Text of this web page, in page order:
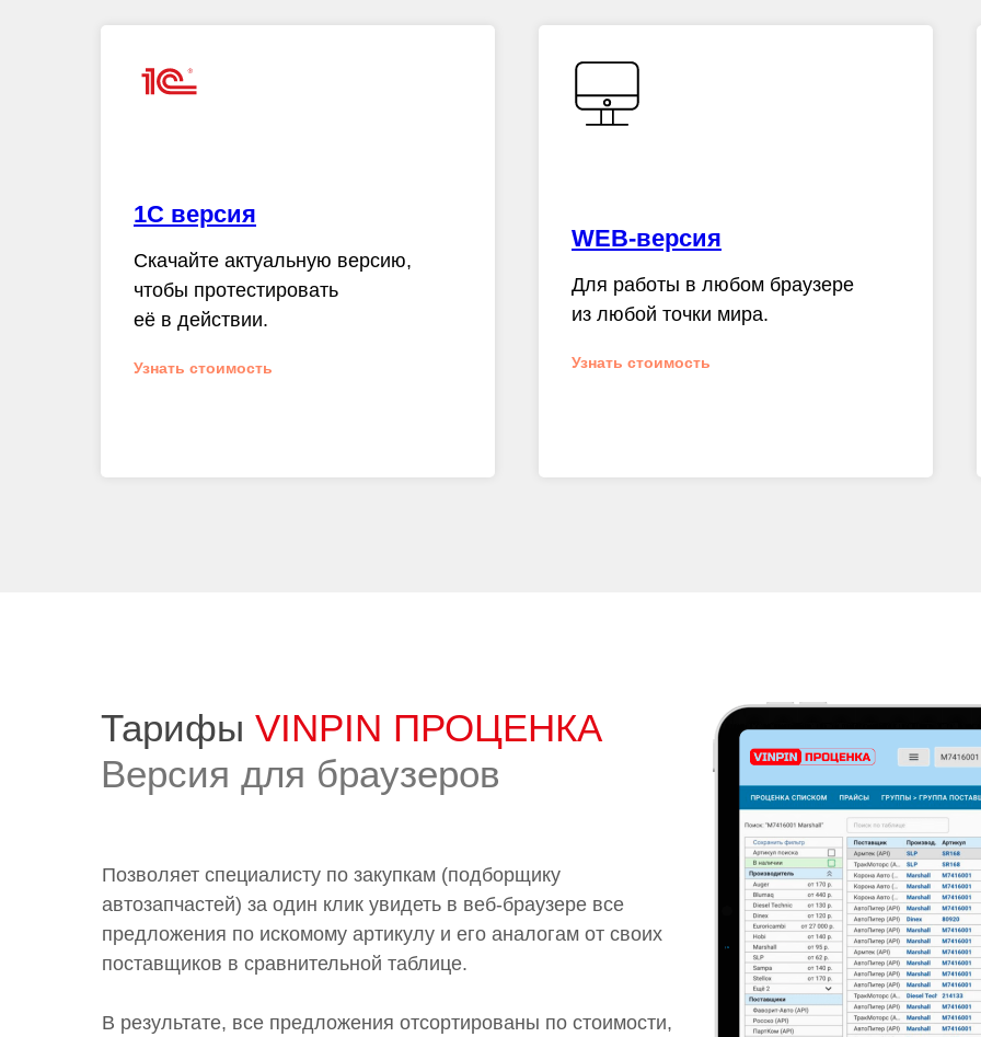
1С версия
Скачайте актуальную версию,
чтобы протестировать
её в действии.
Узнать стоимость
WEB-версия
Для работы в любом браузере
из любой точки мира.
Узнать стоимость
Позволяет специалисту по закупкам (подборщику
автозапчастей) за один клик увидеть в веб-браузере все
предложения по искомому артикулу и его аналогам от своих
поставщиков в сравнительной таблице.
В результате, все предложения отсортированы по стоимости,
Тарифы VINPIN ПРОЦЕНКА
Версия для браузеров